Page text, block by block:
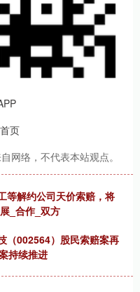
页
网络，不代表本站观点。
等解约公司天价索赔，将
_合作_双方
（002564）股民索赔案再
持续推进